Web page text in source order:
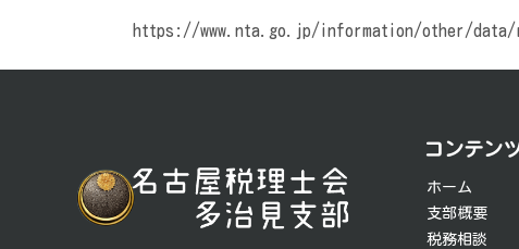
https://www.nta.go.jp/information/other/data/
ナ
コンテン
ホーム
支部概要
税務相談